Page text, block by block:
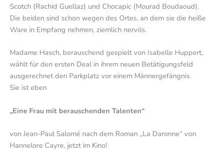
Scotch (Rachid Guellaz) und Chocapic (Mourad Boudaoud).
Die beiden sind schon wegen des Ortes, an dem sie die heiße
Ware in Empfang nehmen, ziemlich nervös.
Madame Hasch, berauschend gespielt von Isabelle Huppert,
wählt für den ersten Deal in ihrem neuen Betätigungsfeld
ausgerechnet den Parkplatz vor einem Männergefängnis.
Sie ist eben
„Eine Frau mit berauschenden Talenten“
von Jean-Paul Salomé nach dem Roman „La Daronne“ von
Hannelore Cayre, jetzt im Kino!